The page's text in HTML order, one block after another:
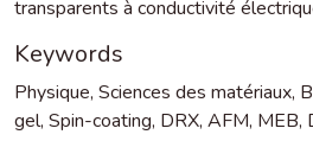
transparents à conductivité
Keywords
Physique, Sciences des matériaux,
gel, Spin-coating, DRX, AFM, MEB,